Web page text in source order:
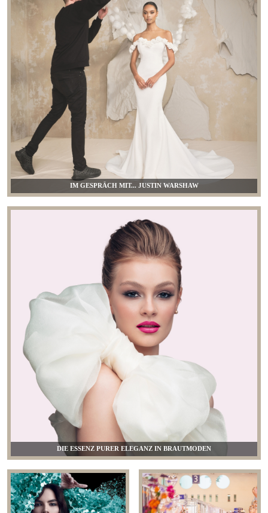
IM GESPRÄCH MIT... JUSTIN WARSHAW
DIE ESSENZ PURER ELEGANZ IN BRAUTMODEN